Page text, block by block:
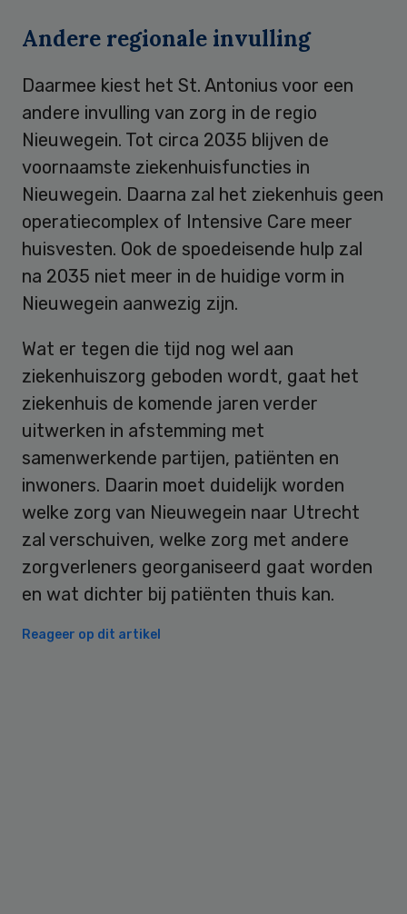
Andere regionale invulling
Daarmee kiest het St. Antonius voor een
andere invulling van zorg in de regio
Nieuwegein. Tot circa 2035 blijven de
voornaamste ziekenhuisfuncties in
Nieuwegein. Daarna zal het ziekenhuis geen
operatiecomplex of Intensive Care meer
huisvesten. Ook de spoedeisende hulp zal
na 2035 niet meer in de huidige vorm in
Nieuwegein aanwezig zijn.
Wat er tegen die tijd nog wel aan
ziekenhuiszorg geboden wordt, gaat het
ziekenhuis de komende jaren verder
uitwerken in afstemming met
samenwerkende partijen, patiënten en
inwoners. Daarin moet duidelijk worden
welke zorg van Nieuwegein naar Utrecht
zal verschuiven, welke zorg met andere
zorgverleners georganiseerd gaat worden
en wat dichter bij patiënten thuis kan.
Reageer op dit artikel